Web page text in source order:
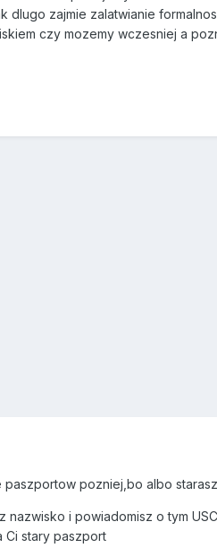
dlugo zajmie zalatwianie
czy mozemy wczesniej a
pozniej,bo albo
nazwisko i powiadomisz o tym
Ci stary paszport